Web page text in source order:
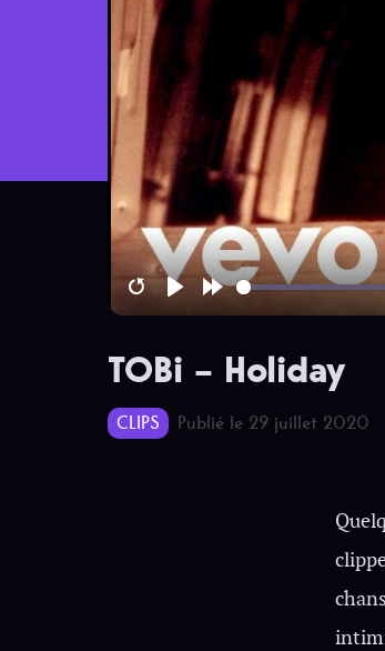
RestartPlayForward
TOBi – Holiday
CLIPS Publié le 29 juillet 2020